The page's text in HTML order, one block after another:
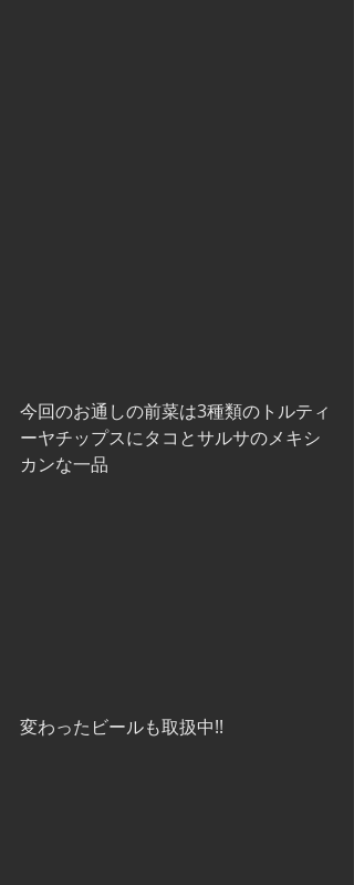
今回のお通しの前菜は3種類のトルティ
ーヤチップスにタコとサルサのメキシ
カンな一品
変わったビールも取扱中!!